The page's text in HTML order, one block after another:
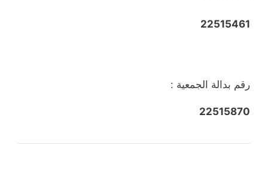
22515461
رقم بدالة الجمعية :
22515870